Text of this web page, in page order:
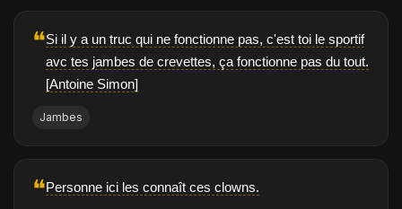
❝Si il y a un truc qui ne fonctionne pas, c'est toi le sportif
avc tes jambes de crevettes, ça fonctionne pas du tout.
[Antoine Simon]
Jambes
❝Personne ici les connaît ces clowns.